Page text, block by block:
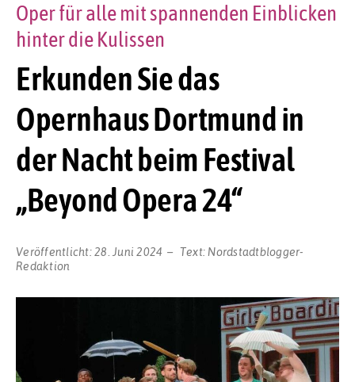
Erkunden Sie das
Opernhaus Dortmund in
der Nacht beim Festival
„Beyond Opera 24“
Oper für alle mit spannenden Einblicken
hinter die Kulissen
Veröffentlicht:28. Juni 2024 Text: Nordstadtblogger-
Redaktion